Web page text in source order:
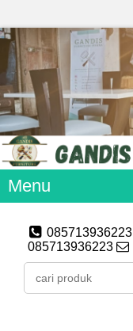
Menu
085713936223
085713936223